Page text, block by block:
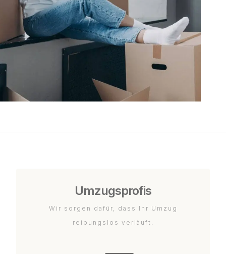
Umzugsprofis
Wir sorgen dafür, dass Ihr Umzug
reibungslos verläuft.